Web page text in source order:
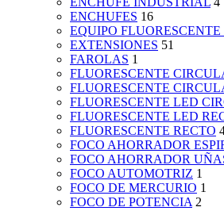
ENCHUFES 16
EQUIPO
EXTENSIONES 51
FAROLAS 1
FLUORESCENTE
FLUORESCENTE
FLUORESCENTE LED
FLUORESCENTE LED
FLUORESCENTE RECTO
FOCO AHORRADOR
FOCO AHORRADOR
FOCO AUTOMOTRIZ 1
FOCO DE MERCURIO 1
FOCO DE POTENCIA 2